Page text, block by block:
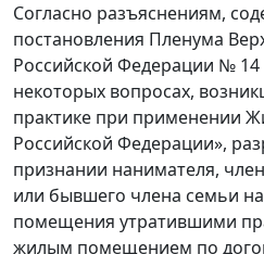
Согласно разъяснениям,
постановления Пленума
Российской Федерации № 14
некоторых вопросах,
практике при применении
Российской Федерации»,
признании нанимателя,
или бывшего члена семьи
помещения утратившими
жилым помещением по